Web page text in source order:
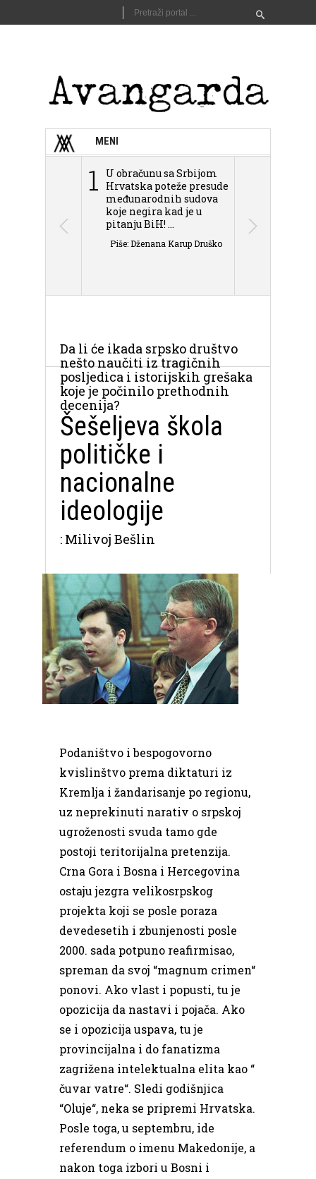
MENI
1
U obračunu sa Srbijom
Hrvatska poteže presude
međunarodnih sudova
koje negira kad je u
pitanju BiH! ...
Piše: Dženana Karup Druško
Da li će ikada srpsko društvo
nešto naučiti iz tragičnih
posljedica i istorijskih grešaka
koje je počinilo prethodnih
decenija?
Šešeljeva škola
političke i
nacionalne
ideologije
: Milivoj Bešlin
Podaništvo i bespogovorno
kvislinštvo prema diktaturi iz
Kremlja i žandarisanje po regionu,
uz neprekinuti narativ o srpskoj
ugroženosti svuda tamo gde
postoji teritorijalna pretenzija.
Crna Gora i Bosna i Hercegovina
ostaju jezgra velikosrpskog
projekta koji se posle poraza
devedesetih i zbunjenosti posle
2000. sada potpuno reafirmisao,
spreman da svoj “magnum crimen“
ponovi. Ako vlast i popusti, tu je
opozicija da nastavi i pojača. Ako
se i opozicija uspava, tu je
provincijalna i do fanatizma
zagrižena intelektualna elita kao “
čuvar vatre“. Sledi godišnjica
“Oluje“, neka se pripremi Hrvatska.
Posle toga, u septembru, ide
referendum o imenu Makedonije, a
nakon toga izbori u Bosni i